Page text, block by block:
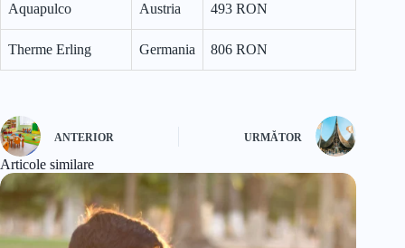
Aquapulco Austria 493 RON
Therme Erling Germania 806 RON
ANTERIOR URMĂTOR
Articole similare